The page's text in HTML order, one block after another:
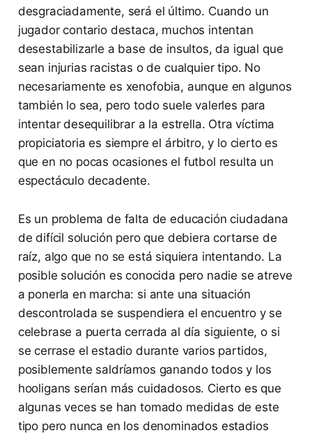
desgraciadamente, será el último. Cuando un
jugador contario destaca, muchos intentan
desestabilizarle a base de insultos, da igual que
sean injurias racistas o de cualquier tipo. No
necesariamente es xenofobia, aunque en algunos
también lo sea, pero todo suele valerles para
intentar desequilibrar a la estrella. Otra víctima
propiciatoria es siempre el árbitro, y lo cierto es
que en no pocas ocasiones el futbol resulta un
espectáculo decadente.
Es un problema de falta de educación ciudadana
de difícil solución pero que debiera cortarse de
raíz, algo que no se está siquiera intentando. La
posible solución es conocida pero nadie se atreve
a ponerla en marcha: si ante una situación
descontrolada se suspendiera el encuentro y se
celebrase a puerta cerrada al día siguiente, o si
se cerrase el estadio durante varios partidos,
posiblemente saldríamos ganando todos y los
hooligans serían más cuidadosos. Cierto es que
algunas veces se han tomado medidas de este
tipo pero nunca en los denominados estadios